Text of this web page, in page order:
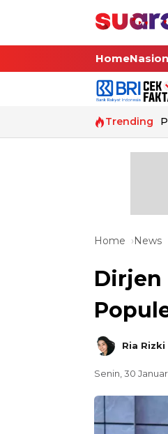
Home
Trending
Home News
Dirjen
Ria
Senin, 30